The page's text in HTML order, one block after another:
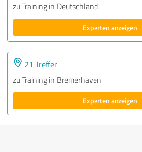
zu Training in Deutschland
Experten anzeigen
21 Treffer
zu Training in Bremerhaven
Experten anzeigen